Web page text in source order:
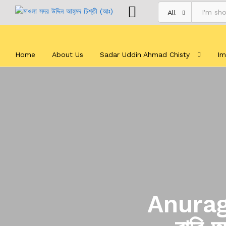
All
Home About Us Sadar Uddin Ahmad Chisty